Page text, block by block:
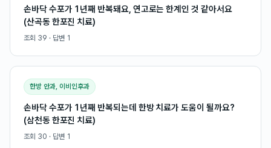
손바닥 수포가 1년째 반복돼요, 연고로는 한계인 것 같아서요
(산곡동 한포진 치료)
조회 39 · 답변 1
한방 안과, 이비인후과
손바닥 수포가 1년째 반복되는데 한방 치료가 도움이 될까요?
(삼천동 한포진 치료)
조회 30 · 답변 1